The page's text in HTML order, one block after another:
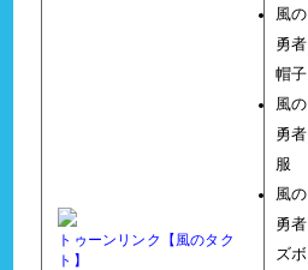
トゥーンリンク【風のタク
ト】
風の
勇者
帽子
風の
勇者
服
風の
勇者
ズボ